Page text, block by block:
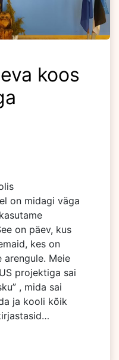
koos
on midagi väga
on päev, kus
kes on
arengule. Meie
projektiga sai
, mida sai
ja kooli kõik